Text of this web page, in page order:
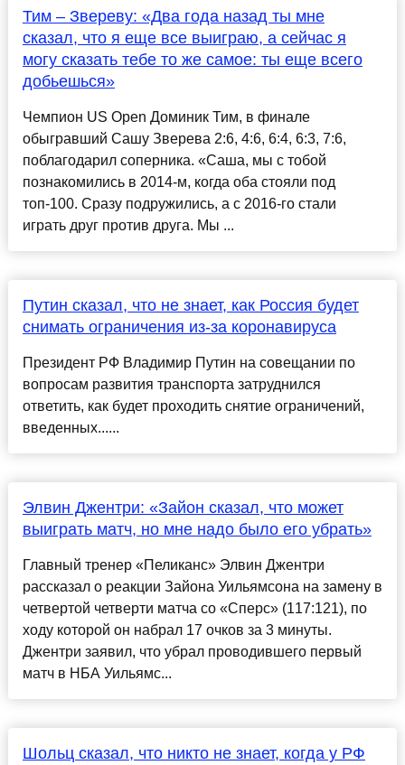
Тим – Звереву: «Два года назад ты мне
сказал, что я еще все выиграю, а сейчас я
могу сказать тебе то же самое: ты еще всего
добьешься»
Чемпион US Open Доминик Тим, в финале
обыгравший Сашу Зверева 2:6, 4:6, 6:4, 6:3, 7:6,
поблагодарил соперника. «Саша, мы с тобой
познакомились в 2014-м, когда оба стояли под
топ-100. Сразу подружились, а с 2016-го стали
играть друг против друга. Мы ...
Путин сказал, что не знает, как Россия будет
снимать ограничения из-за коронавируса
Президент РФ Владимир Путин на совещании по
вопросам развития транспорта затруднился
ответить, как будет проходить снятие ограничений,
введенных......
Элвин Джентри: «Зайон сказал, что может
выиграть матч, но мне надо было его убрать»
Главный тренер «Пеликанс» Элвин Джентри
рассказал о реакции Зайона Уильямсона на замену в
четвертой четверти матча со «Сперс» (117:121), по
ходу которой он набрал 17 очков за 3 минуты.
Джентри заявил, что убрал проводившего первый
матч в НБА Уильямс...
Шольц сказал, что никто не знает, когда у РФ